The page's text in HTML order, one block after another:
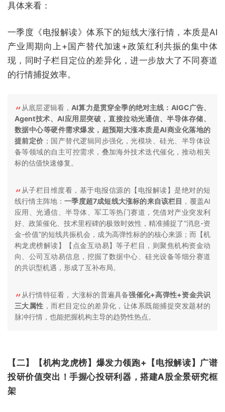
具体来看：
一季度《电报解读》体系下的短线大涨行情，本质是AI
产业周期向上+国产替代加速+政策红利共振的集中体
现，同时子栏目定位的差异化，进一步放大了不同赛道
的行情捕捉效率。
从底层逻辑看， AI算力是贯穿全季的绝对主线：AIGC广告、
Agent技术、AI应用层突破，直接拉动光通信、半导体存储、
数据中心等硬件需求爆发，超预期大涨本质是AI商业化落地的
提前定价 ；国产替代逻辑同步强化，光模块、硅光、半导体设
备等领域的自主可控需求，叠加海外技术迭代催化，推动相关
标的估值快速修复。
从子栏目维度看，基于电报信源的【电报解读】是绝对的短
线行情主阵地：一季度超7成短线大涨标的来自该栏目 ，覆盖AI
应用、光通信、半导体、军工等热门赛道，凭借对产业突发利
好、政策催化、技术里程碑的极致时效性，精准捕捉了“消息-资
金-价值”的短线共振机会，成为高弹性标的的核心来源；而【机
构龙虎榜解读】【点金互动易】等子栏目，则聚焦机构资金动
向、公司互动易信息，挖掘了数据中心、硅光设备等细分赛道
的共识型机遇，形成了互补布局。
从行情特征看，大涨标的普遍具备强催化+高弹性+资金共识
三大属性 ，而栏目定位的差异化，让体系既能捕捉突发题材的
脉冲行情，也能把握机构主导的趋势性热点。
【二】【机构龙虎榜】爆发力领跑+【电报解读】广谱
投研价值突出！手握心投研利器，搭建A股全景研究框
架